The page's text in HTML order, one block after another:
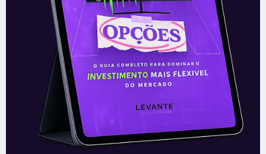
empresas Pão de Açúcar (PCAR3) e
Assaí Atacadista (ASAI3). O processo
veio à tona nos noticiários. Em suma, isso
ocorreu
Leia mais
17/03/2021